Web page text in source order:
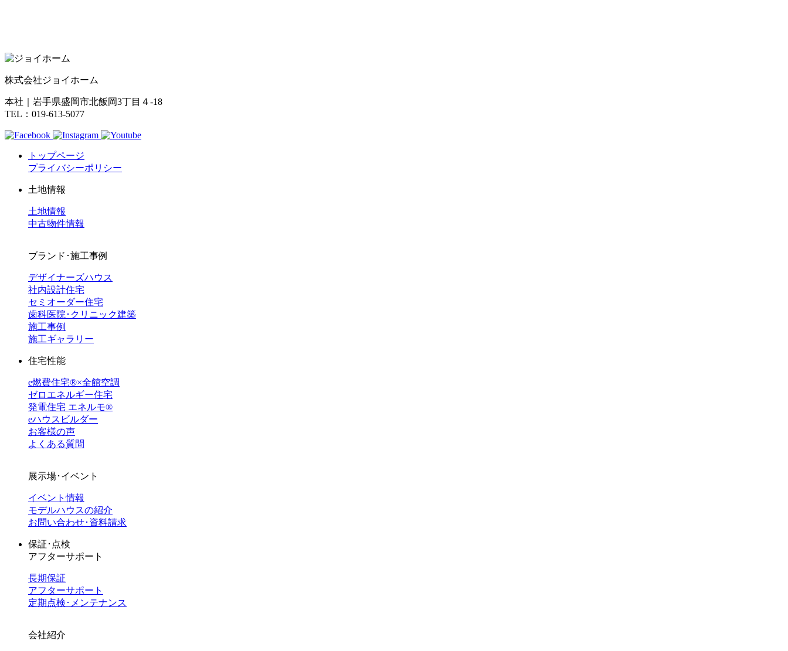
株式会社ジョイホーム
本社｜岩手県盛岡市北飯岡3丁目４-18
TEL：019-613-5077
トップページ
プライバシーポリシー
土地情報
土地情報
中古物件情報
ブランド･施工事例
デザイナーズハウス
社内設計住宅
セミオーダー住宅
歯科医院･クリニック建築
施工事例
施工ギャラリー
住宅性能
e燃費住宅®︎×全館空調
ゼロエネルギー住宅
発電住宅 エネルモ®
eハウスビルダー
お客様の声
よくある質問
展示場･イベント
イベント情報
モデルハウスの紹介
お問い合わせ･資料請求
保証･点検
アフターサポート
長期保証
アフターサポート
定期点検･メンテナンス
会社紹介